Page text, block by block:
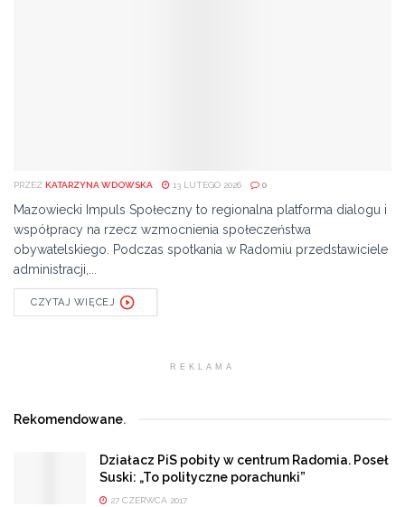
PRZEZ KATARZYNA WDOWSKA 13 LUTEGO 2026 0
Mazowiecki Impuls Społeczny to regionalna platforma dialogu i
współpracy na rzecz wzmocnienia społeczeństwa
obywatelskiego. Podczas spotkania w Radomiu przedstawiciele
administracji,...
CZYTAJ WIĘCEJ
REKLAMA
Rekomendowane.
Działacz PiS pobity w centrum Radomia. Poseł
Suski: „To polityczne porachunki”
27 CZERWCA 2017